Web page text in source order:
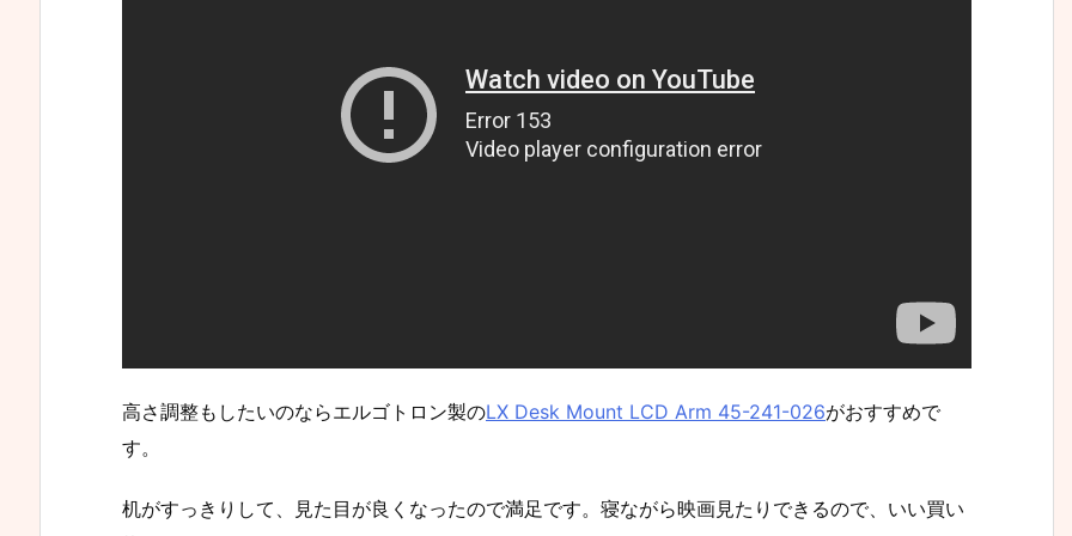
高さ調整もしたいのならエルゴトロン製のLX Desk Mount LCD Arm 45-241-026がおすすめで
す。
机がすっきりして、見た目が良くなったので満足です。寝ながら映画見たりできるので、いい買い